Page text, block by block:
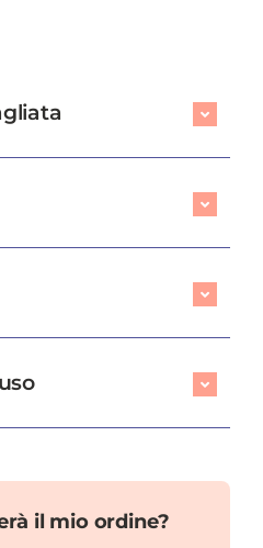
il mio ordine?